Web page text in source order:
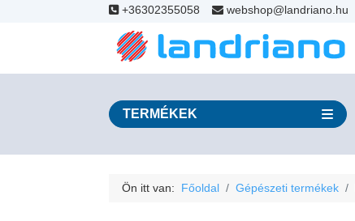
+36302355058 webshop@landriano.hu
TERMÉKEK
Ön itt van: Főoldal Gépészeti termékek